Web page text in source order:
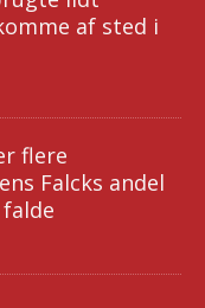
af sted i
flere
Falcks andel